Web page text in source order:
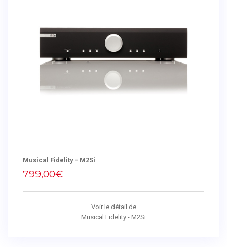
Musical Fidelity - M2Si
799,00€
Voir le détail de
Musical Fidelity - M2Si